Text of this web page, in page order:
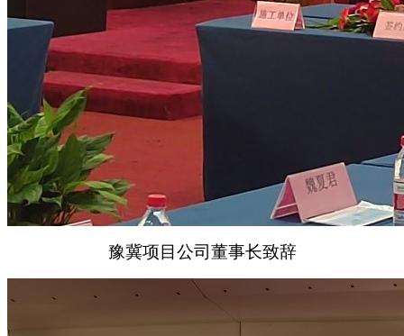
豫冀项目公司董事长致辞